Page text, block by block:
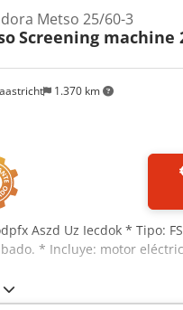
1.370 km
Metso 25/60-3
Screening machine
Aszd Uz Iecdok * Tipo:
* Incluye: motor